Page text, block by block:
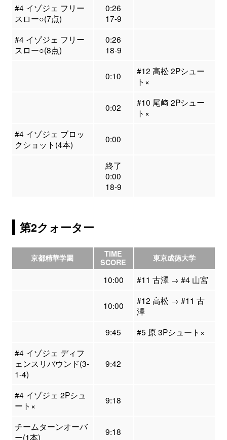
#4 イゾジェ フリー
スロー○(7点)
0:26
17-9
#4 イゾジェ フリー
スロー○(8点)
0:26
18-9
0:10
#12 高松 2Pシュー
ト×
0:02
#10 尾﨑 2Pシュー
ト×
#4 イゾジェ ブロッ
クショット(4本)
0:00
終了
0:00
18-9
第2クォーター
京都精華学園
TIME
SCORE
東京成徳大学
10:00 #11 古澤 → #4 山宮
10:00
#12 高松 → #11 古
澤
9:45
#5 原 3Pシュート×
#4 イゾジェ ディフ
ェンスリバウンド(3-
1-4)
9:42
#4 イゾジェ 2Pシュ
ート×
9:18
チームターンオーバ
ー(1本)
9:18